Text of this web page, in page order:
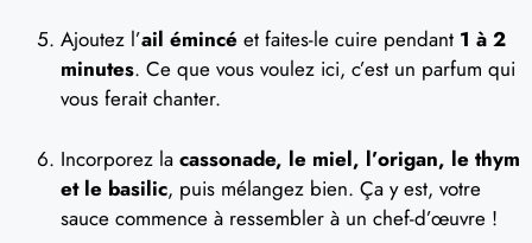
Ajoutez l’ail émincé et faites-le cuire pendant 1 à 2
minutes. Ce que vous voulez ici, c’est un parfum qui
vous ferait chanter.
Incorporez la cassonade, le miel, l’origan, le thym
et le basilic, puis mélangez bien. Ça y est, votre
sauce commence à ressembler à un chef-d’œuvre !